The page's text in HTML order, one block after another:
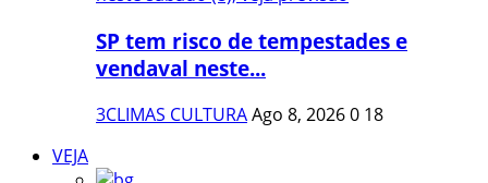
SP tem risco de tempestades e
vendaval neste...
3CLIMAS CULTURAAgo 8, 20260 18
VEJA